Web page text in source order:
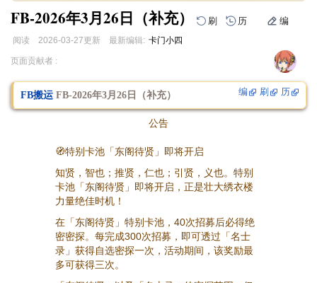
FB-2026年3月26日（补充） 刷 历 编
阅读 2026-03-27更新 最新编辑: 卡门小四
跳
导
跳
搜
页面贡献者 :
编 刷 历
FB搬运 FB-2026年3月26日（补充）
公告
🧭特别卡池「东阁待贤」即将开启
知贤，智也；推贤，仁也；引贤，义也。特别
卡池「东阁待贤」即将开启，正是壮大绣衣楼
力量绝佳时机！
在「东阁待贤」特别卡池，40次招募后必得绝
密密探。每完成300次招募，即可透过「名士
录」获得自选密探一次，活动期间，该奖励最
多可获得三次。